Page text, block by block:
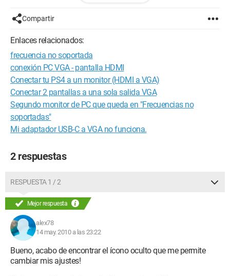
no puedo cambiar nada en las propiedades de mi segundo
monitor, porque no es detectado por la tarjeta gráfica...
Uso Windows 7 y mi tarjeta gráfica es una Mobile Intel(R) 945
Chipset Family.
Y sí, es posible conectar dos monitores, porque lo hacía
anteriormente con la misma configuración en mi ordenador.
¡Gracias por tu ayuda!
Compartir
Enlaces relacionados:
frecuencia no soportada
conexión PC VGA - pantalla HDMI
Conectar tu PS4 a un monitor (HDMI a VGA)
Conectar 2 pantallas a una sola salida VGA
Segundo monitor de PC que queda en "Frecuencias no
soportadas"
Mi adaptador USB-C a VGA no funciona.
2 respuestas
RESPUESTA 1 / 2
Mejor respuesta
alex78
14 may. 2010 a las 23:22
Bueno, acabo de encontrar el ícono oculto que me permite
cambiar mis ajustes!